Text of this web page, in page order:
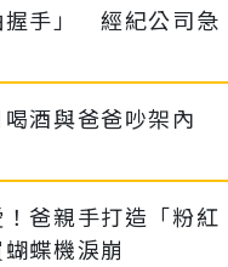
握手」 經紀公司急
酒與爸爸吵架內
爸親手打造「粉紅
蝶機淚崩